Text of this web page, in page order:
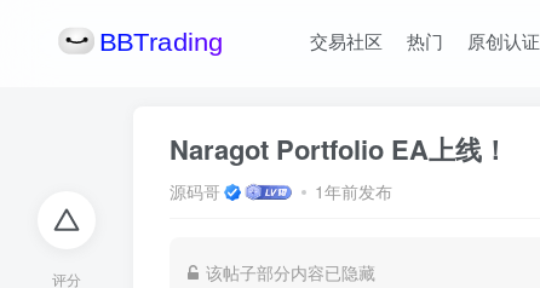
交易社区 热门 原创认证
评分
Naragot Portfolio EA上线！
源码哥 1年前发布
该帖子部分内容已隐藏